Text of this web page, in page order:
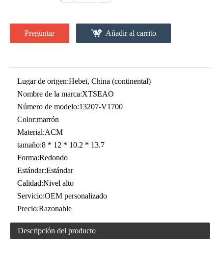
Preguntar Añadir al carrito
Lugar de origen:Hebei, China (continental)
Nombre de la marca:XTSEAO
Número de modelo:13207-V1700
Color:marrón
Material:ACM
tamaño:8 * 12 * 10.2 * 13.7
Forma:Redondo
Estándar:Estándar
Calidad:Nivel alto
Servicio:OEM personalizado
Precio:Razonable
Descripción del producto